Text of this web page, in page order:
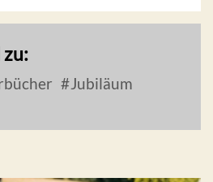
Jubiläum